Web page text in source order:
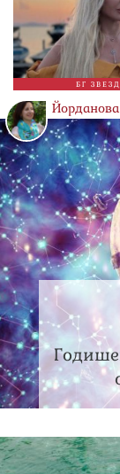
БГ
Йорданова